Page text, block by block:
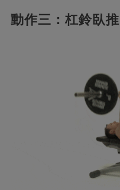
動作三：杠鈴臥推